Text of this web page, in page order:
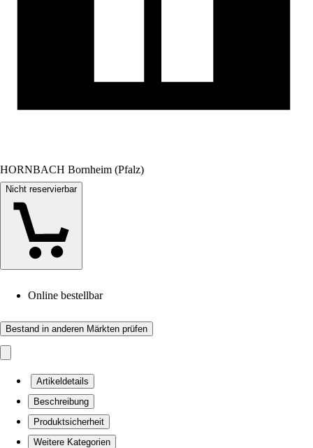
HORNBACH Bornheim (Pfalz)
Nicht reservierbar
Online bestellbar
Bestand in anderen Märkten prüfen
Artikeldetails
Beschreibung
Produktsicherheit
Weitere Kategorien